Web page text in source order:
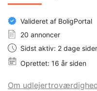
Valideret af BoligPortal
20 annoncer
Sidst aktiv: 2 dage
Oprettet: 16 år siden
Om